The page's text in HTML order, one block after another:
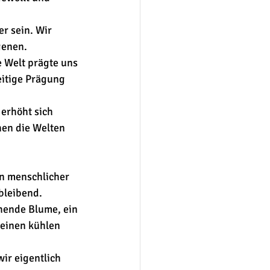
sein. Wir
Welt prägte uns
Prägung
sich
die Welten
menschlicher
Blume, ein
kühlen
eigentlich